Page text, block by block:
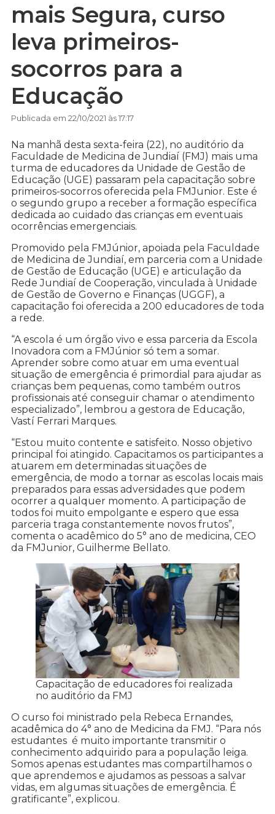
mais Segura, curso
leva primeiros-
socorros para a
Educação
Publicada em 22/10/2021 às 17:17
Na manhã desta sexta-feira (22), no auditório da
Faculdade de Medicina de Jundiaí (FMJ) mais uma
turma de educadores da Unidade de Gestão de
Educação (UGE) passaram pela capacitação sobre
primeiros-socorros oferecida pela FMJunior. Este é
o segundo grupo a receber a formação específica
dedicada ao cuidado das crianças em eventuais
ocorrências emergenciais.
Promovido pela FMJúnior, apoiada pela Faculdade
de Medicina de Jundiaí, em parceria com a Unidade
de Gestão de Educação (UGE) e articulação da
Rede Jundiaí de Cooperação, vinculada à Unidade
de Gestão de Governo e Finanças (UGGF), a
capacitação foi oferecida a 200 educadores de toda
a rede.
“A escola é um órgão vivo e essa parceria da Escola
Inovadora com a FMJúnior só tem a somar.
Aprender sobre como atuar em uma eventual
situação de emergência é primordial para ajudar as
crianças bem pequenas, como também outros
profissionais até conseguir chamar o atendimento
especializado”, lembrou a gestora de Educação,
Vastí Ferrari Marques.
“Estou muito contente e satisfeito. Nosso objetivo
principal foi atingido. Capacitamos os participantes a
atuarem em determinadas situações de
emergência, de modo a tornar as escolas locais mais
preparados para essas adversidades que podem
ocorrer a qualquer momento. A participação de
todos foi muito empolgante e espero que essa
parceria traga constantemente novos frutos”,
comenta o acadêmico do 5° ano de medicina, CEO
da FMJunior, Guilherme Bellato.
Capacitação de educadores foi realizada
no auditório da FMJ
O curso foi ministrado pela Rebeca Ernandes,
acadêmica do 4° ano de Medicina da FMJ. “Para nós
estudantes é muito importante transmitir o
conhecimento adquirido para a população leiga.
Somos apenas estudantes mas compartilhamos o
que aprendemos e ajudamos as pessoas a salvar
vidas, em algumas situações de emergência. É
gratificante”, explicou.